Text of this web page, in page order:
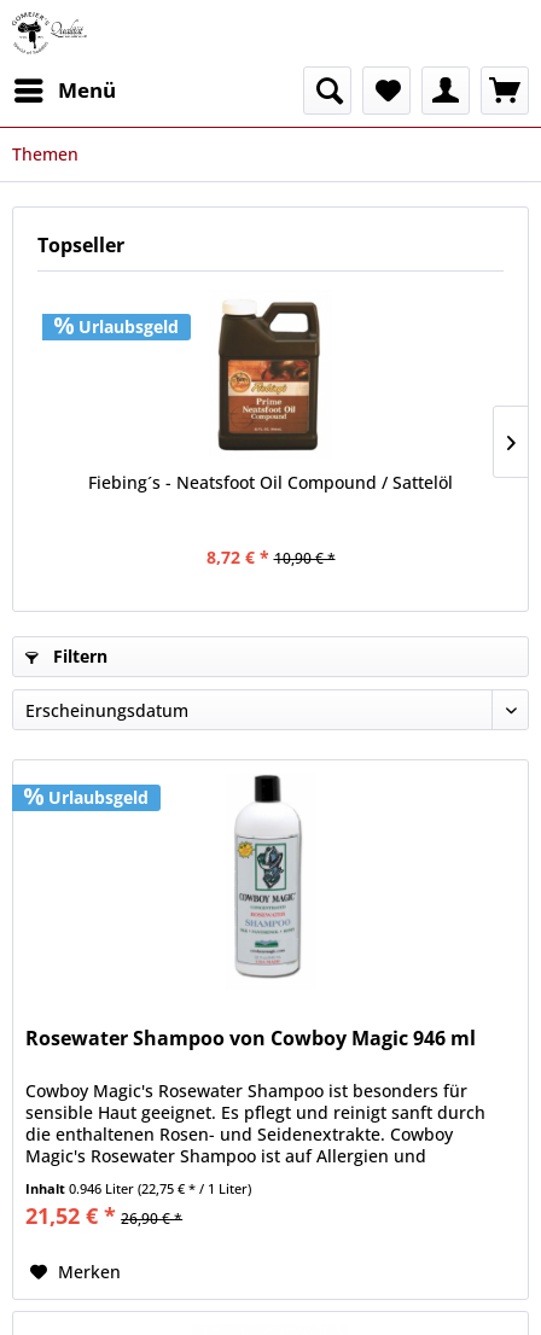
Menü
Themen
Topseller
Urlaubsgeld
Fiebing´s - Neatsfoot Oil Compound / Sattelöl
8,72 € * 10,90 € *
Filtern
Urlaubsgeld
Rosewater Shampoo von Cowboy Magic 946 ml
Cowboy Magic's Rosewater Shampoo ist besonders für
sensible Haut geeignet. Es pflegt und reinigt sanft durch
die enthaltenen Rosen- und Seidenextrakte. Cowboy
Magic's Rosewater Shampoo ist auf Allergien und
dermatologisch getestet....
Inhalt0.946 Liter(22,75 € * / 1 Liter)
21,52 € * 26,90 € *
Merken